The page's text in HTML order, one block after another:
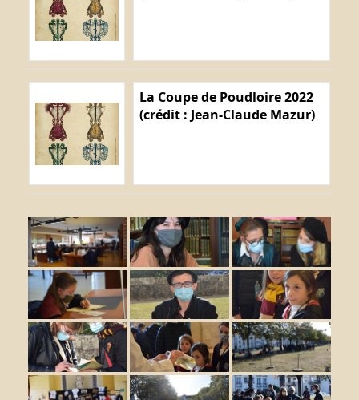
La Coupe de Poudloire 2022
(crédit : Jean-Claude Mazur)